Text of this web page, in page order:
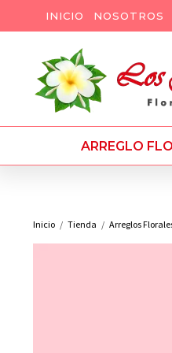
INICIO NOSOTROS
ARREGLO
Inicio Tienda Arreglos